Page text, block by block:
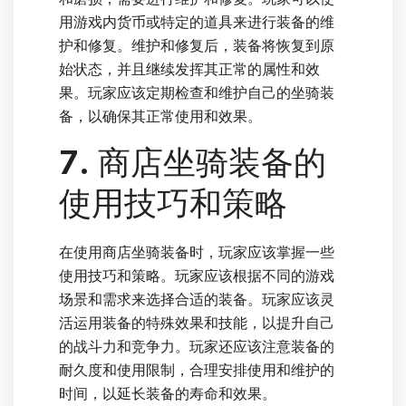
用游戏内货币或特定的道具来进行装备的维
护和修复。维护和修复后，装备将恢复到原
始状态，并且继续发挥其正常的属性和效
果。玩家应该定期检查和维护自己的坐骑装
备，以确保其正常使用和效果。
7. 商店坐骑装备的
使用技巧和策略
在使用商店坐骑装备时，玩家应该掌握一些
使用技巧和策略。玩家应该根据不同的游戏
场景和需求来选择合适的装备。玩家应该灵
活运用装备的特殊效果和技能，以提升自己
的战斗力和竞争力。玩家还应该注意装备的
耐久度和使用限制，合理安排使用和维护的
时间，以延长装备的寿命和效果。